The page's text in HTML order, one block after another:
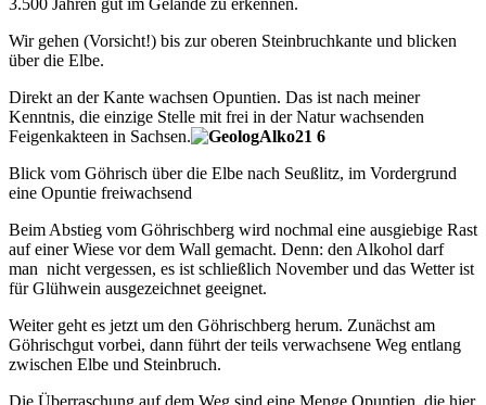
3.500 Jahren gut im Gelände zu erkennen.
Wir gehen (Vorsicht!) bis zur oberen Steinbruchkante und blicken
über die Elbe.
Direkt an der Kante wachsen Opuntien. Das ist nach meiner
Kenntnis, die einzige Stelle mit frei in der Natur wachsenden
Feigenkakteen in Sachsen.
Blick vom Göhrisch über die Elbe nach Seußlitz, im Vordergrund
eine Opuntie freiwachsend
Beim Abstieg vom Göhrischberg wird nochmal eine ausgiebige Rast
auf einer Wiese vor dem Wall gemacht. Denn: den Alkohol darf
man nicht vergessen, es ist schließlich November und das Wetter ist
für Glühwein ausgezeichnet geeignet.
Weiter geht es jetzt um den Göhrischberg herum. Zunächst am
Göhrischgut vorbei, dann führt der teils verwachsene Weg entlang
zwischen Elbe und Steinbruch.
Die Überraschung auf dem Weg sind eine Menge Opuntien, die hier